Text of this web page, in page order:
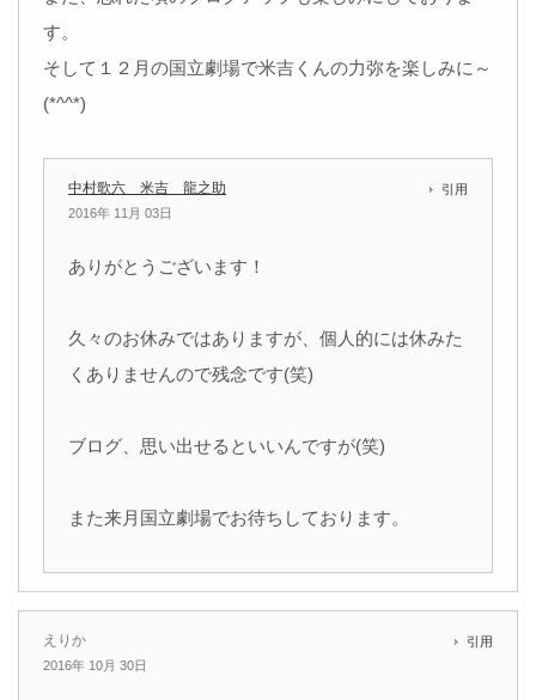
す。
そして１２月の国立劇場で米吉くんの力弥を楽しみに～
(*^^*)
中村歌六 米吉 龍之助
2016年 11月 03日
引用
ありがとうございます！
久々のお休みではありますが、個人的には休みた
くありませんので残念です(笑)
ブログ、思い出せるといいんですが(笑)
また来月国立劇場でお待ちしております。
えりか
2016年 10月 30日
引用